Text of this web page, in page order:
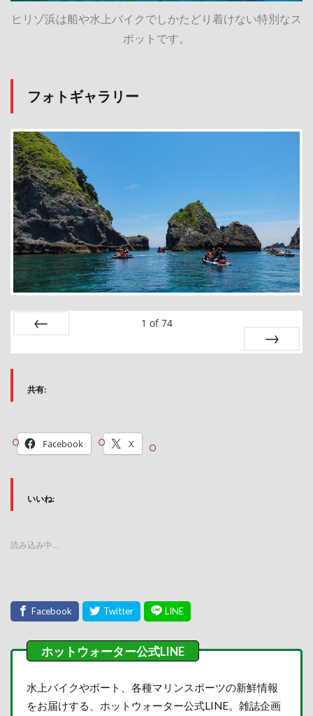
ヒリゾ浜は船や水上バイクでしかたどり着けない特別なス
ポットです。
フォトギャラリー
1 of 74
共有:
Facebook X
いいね:
読み込み中…
水上バイクやボート、各種マリンスポーツの新鮮情報
をお届けする、ホットウォーター公式LINE。雑誌企画